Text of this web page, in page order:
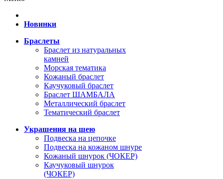
Новинки
Браслеты
Браслет из натуральных
камней
Морская тематика
Кожаный браслет
Каучуковый браслет
Браслет ШАМБАЛА
Металлический браслет
Тематический браслет
Украшения на шею
Подвеска на цепочке
Подвеска на кожаном шнуре
Кожаный шнурок (ЧОКЕР)
Каучуковый шнурок
(ЧОКЕР)